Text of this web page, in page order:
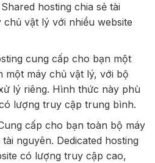
hosting chia sẻ tài
vật lý với nhiều website
cung cấp cho bạn một
một máy chủ vật lý, với bộ
lý riêng. Hình thức này phù
lượng truy cập trung bình.
cấp cho bạn toàn bộ máy
nguyên. Dedicated hosting
có lượng truy cập cao,